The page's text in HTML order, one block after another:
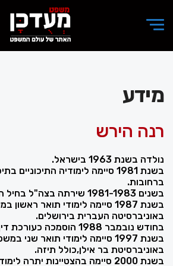
מידע
רנה הירש
נולדה בשנת 1963 בישראל.
בשנת 1981 סיימה לימודיה התיכוניים
ברחובות.
בשנים 1981-1983 שירתה בצה"ל בחיל המודיעין.
בשנת 1987 סיימה לימודי תואר
באוניברסיטה העברית בירושלים.
בחודש נובמבר 1988 הוסמכה כעורכת דין.
בשנת 1997 סיימה לימודי תואר שני
באוניברסיטת בר אילן,כולל תיזה.